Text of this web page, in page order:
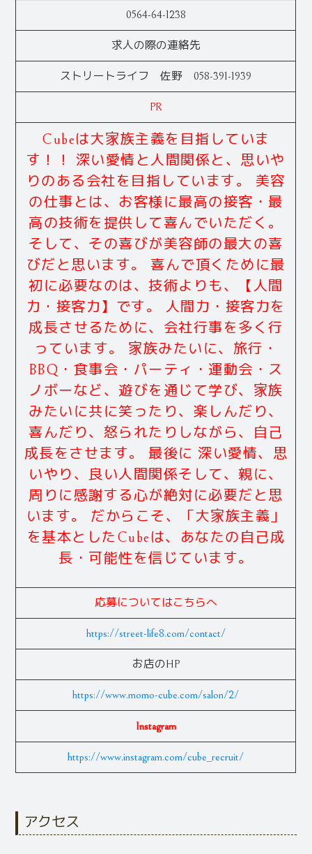
0564-64-1238
求人の際の連絡先
ストリートライフ 佐野 058-391-1939
PR
Cubeは大家族主義を目指していま
す！！ 深い愛情と人間関係と、思いや
りのある会社を目指しています。 美容
の仕事とは、お客様に最高の接客・最
高の技術を提供して喜んでいただく。
そして、その喜びが美容師の最大の喜
びだと思います。 喜んで頂くために最
初に必要なのは、技術よりも、【人間
力・接客力】です。 人間力・接客力を
成長させるために、会社行事を多く行
っています。 家族みたいに、旅行・
BBQ・食事会・パーティ・運動会・ス
ノボーなど、遊びを通じて学び、家族
みたいに共に笑ったり、楽しんだり、
喜んだり、怒られたりしながら、自己
成長をさせます。 最後に 深い愛情、思
いやり、良い人間関係そして、親に、
周りに感謝する心が絶対に必要だと思
います。 だからこそ、「大家族主義」
を基本としたCubeは、あなたの自己成
長・可能性を信じています。
応募についてはこちらへ
https://street-life8.com/contact/
お店のHP
https://www.momo-cube.com/salon/2/
Instagram
https://www.instagram.com/cube_recruit/
アクセス